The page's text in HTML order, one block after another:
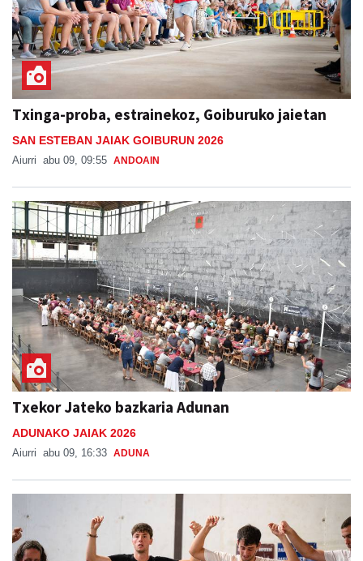
Txinga-proba, estrainekoz, Goiburuko jaietan
SAN ESTEBAN JAIAK GOIBURUN 2026
Aiurri abu 09, 09:55 ANDOAIN
Txekor Jateko bazkaria Adunan
ADUNAKO JAIAK 2026
Aiurri abu 09, 16:33 ADUNA